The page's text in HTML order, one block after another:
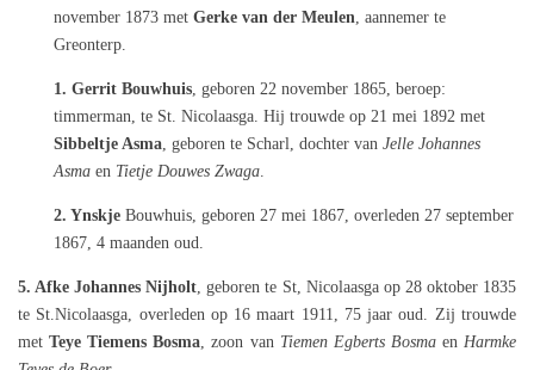
november 1873 met Gerke van der Meulen, aannemer te
Greonterp.
1. Gerrit Bouwhuis, geboren 22 november 1865, beroep:
timmerman, te St. Nicolaasga. Hij trouwde op 21 mei 1892 met
Sibbeltje Asma, geboren te Scharl, dochter van Jelle Johannes
Asma en Tietje Douwes Zwaga.
2. Ynskje Bouwhuis, geboren 27 mei 1867, overleden 27 september
1867, 4 maanden oud.
5. Afke Johannes Nijholt, geboren te St, Nicolaasga op 28 oktober 1835
te St.Nicolaasga, overleden op 16 maart 1911, 75 jaar oud. Zij trouwde
met Teye Tiemens Bosma, zoon van Tiemen Egberts Bosma en Harmke